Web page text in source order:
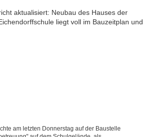
am letzten Donnerstag auf der Baustelle